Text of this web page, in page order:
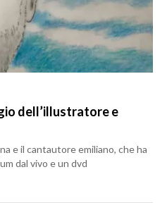
dell’illustratore e
e il cantautore emiliano, che ha
dal vivo e un dvd